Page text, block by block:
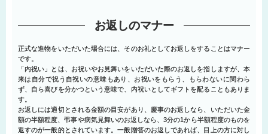
お返しのマナー
正式な進物をいただいた場合には、そのお礼としてお返しをすることはマナー
です。
「内祝い」とは、お祝いやお見舞いをいただいた際のお返しを指しますが、本
来は自分で祝う自祝いの意味もあり、お祝いをもらう、もらわないに関わら
ず、自ら喜びを分かつという意味で、内祝いとしてギフトを配ることもありま
す。
お返しには適切とされる金額の目安があり、慶事のお返しなら、いただいた金
額の半額程度、弔事や病気見舞いのお返しなら、3分の1から半額程度のものを
返すのが一般的とされています。一般贈答のお返しであれば、目上の方に対し